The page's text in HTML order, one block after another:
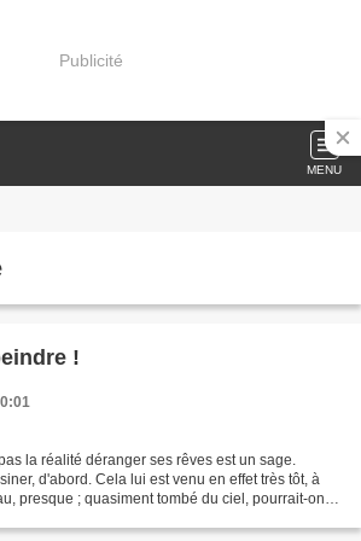
Publicité
MENU
!
la réalité déranger ses rêves est un sage.
d'abord. Cela lui est venu en effet très tôt, à
presque ; quasiment tombé du ciel, pourrait-on